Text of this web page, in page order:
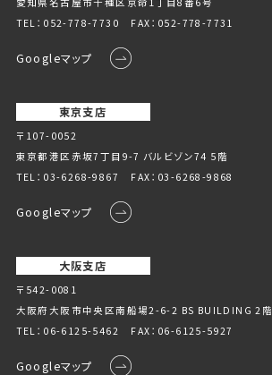
TEL： 052-778-7730 FAX：052-778-7731
Googleマップ
東京支店
〒107-0052
東京都港区赤坂7丁目9-7 バルビゾン74 5階
TEL： 03-6268-9867 FAX：03-6268-9868
Googleマップ
大阪支店
〒542-0081
大阪府大阪市中央区南船場2-6-2 BS BUILDING 2階
TEL： 06-6125-5462 FAX：06-6125-5927
Googleマップ